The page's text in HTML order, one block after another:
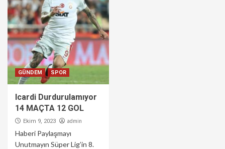
GÜNDEM SPOR
Icardi Durdurulamıyor
14 MAÇTA 12 GOL
Ekim 9, 2023 admin
Haberi Paylaşmayı
Unutmayın Süper Lig’in 8.